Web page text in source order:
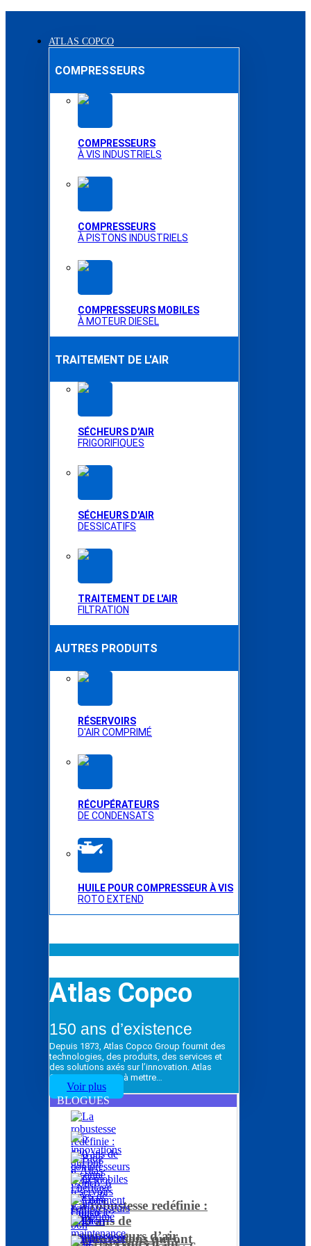
ATLAS COPCO
COMPRESSEURS
COMPRESSEURS
À VIS INDUSTRIELS
COMPRESSEURS
À PISTONS INDUSTRIELS
COMPRESSEURS MOBILES
À MOTEUR DIESEL
TRAITEMENT DE L'AIR
SÉCHEURS D'AIR
FRIGORIFIQUES
SÉCHEURS D'AIR
DESSICATIFS
TRAITEMENT DE L'AIR
FILTRATION
AUTRES PRODUITS
RÉSERVOIRS
D'AIR COMPRIMÉ
RÉCUPÉRATEURS
DE CONDENSATS
HUILE POUR COMPRESSEUR À VIS
ROTO EXTEND
Atlas Copco
150 ans d’existence
Depuis 1873, Atlas Copco Group fournit des
technologies, des produits, des services et
des solutions axés sur l’innovation. Atlas
Copco Group vise à mettre…
Voir plus
BLOGUES
La robustesse redéfinie :
120 ans de
compresseurs d’air
5 innovations qui ont